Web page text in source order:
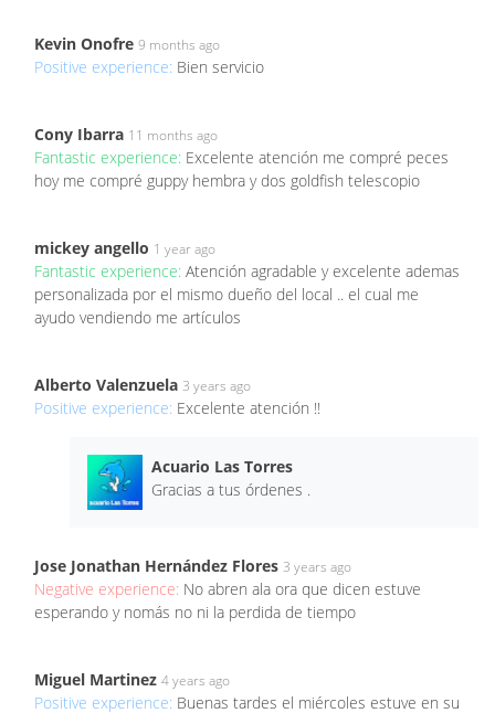
Kevin Onofre 9 months ago
Positive experience: Bien servicio
Cony Ibarra 11 months ago
Fantastic experience: Excelente atención me compré peces
hoy me compré guppy hembra y dos goldfish telescopio
mickey angello 1 year ago
Fantastic experience: Atención agradable y excelente ademas
personalizada por el mismo dueño del local .. el cual me
ayudo vendiendo me artículos
Alberto Valenzuela 3 years ago
Positive experience: Excelente atención !!
Acuario Las Torres
Gracias a tus órdenes .
Jose Jonathan Hernández Flores 3 years ago
Negative experience: No abren ala ora que dicen estuve
esperando y nomás no ni la perdida de tiempo
Miguel Martinez 4 years ago
Positive experience: Buenas tardes el miércoles estuve en su